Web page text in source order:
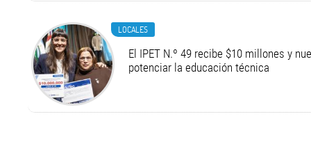
LOCALES
El IPET N.º 49 recibe $10 millones y
potenciar la educación técnica